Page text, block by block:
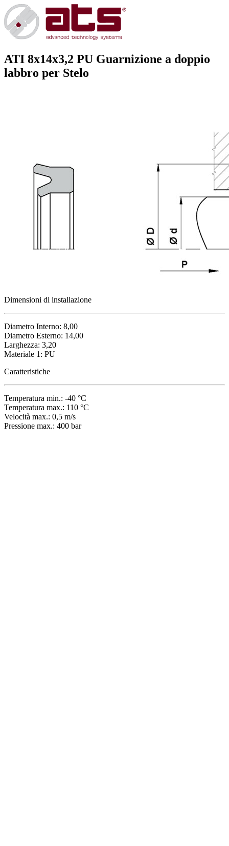
ATI 8x14x3,2 PU Guarnizione a doppio
labbro per Stelo
Dimensioni di installazione
Diametro Interno: 8,00
Diametro Esterno: 14,00
Larghezza: 3,20
Materiale 1: PU
Caratteristiche
Temperatura min.: -40 °C
Temperatura max.: 110 °C
Velocità max.: 0,5 m/s
Pressione max.: 400 bar